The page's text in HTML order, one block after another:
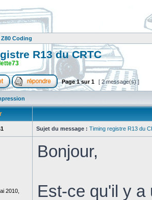
Z80 Coding
R13 du CRTC
Page1sur1 [ 2 message(s) ]
Sujet du message : Timing registre R13 du
2010,
Bonjour,
Est-ce qu'il y a